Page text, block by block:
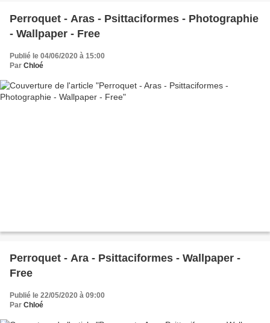
Perroquet - Aras - Psittaciformes - Photographie
- Wallpaper - Free
Publié le 04/06/2020 à 15:00
Par Chloé
Perroquet - Ara - Psittaciformes - Wallpaper -
Free
Publié le 22/05/2020 à 09:00
Par Chloé